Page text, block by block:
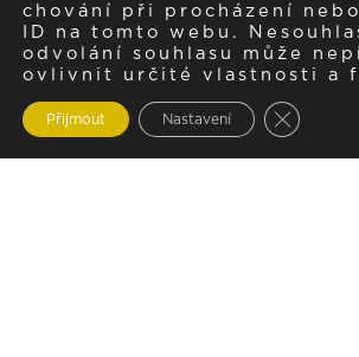
chování při procházení
ID na tomto webu.
odvolání souhlasu může
ovlivnit určité vlastnosti a
Přijmout Nastavení Zavřít